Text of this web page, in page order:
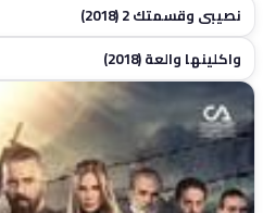
نصيبي وقسمتك 2 (2018)
واكلينها والعة (2018)